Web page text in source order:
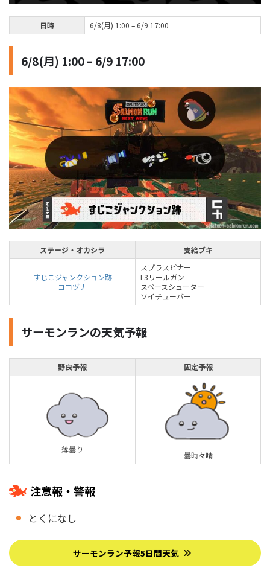
日時 6/8(月) 1:00 – 6/9 17:00
6/8(月) 1:00 – 6/9 17:00
ステージ・オカシラ 支給ブキ
すじこジャンクション跡
ヨコヅナ
スプラスピナー
L3リールガン
スペースシューター
ソイチューバー
サーモンランの天気予報
野良予報 固定予報
薄曇り
曇時々晴
注意報・警報
とくになし
サーモンラン予報5日間天気